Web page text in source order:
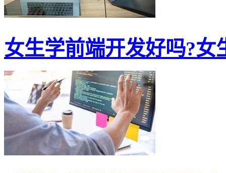
女生学前端开发好吗?女